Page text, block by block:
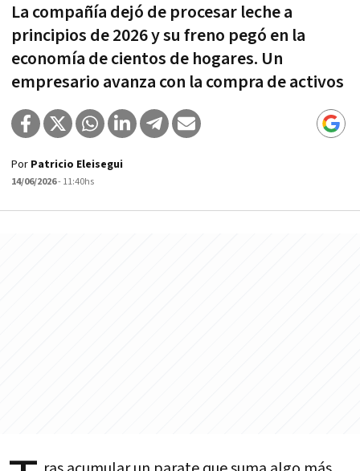
La compañía dejó de procesar leche a
principios de 2026 y su freno pegó en la
economía de cientos de hogares. Un
empresario avanza con la compra de activos
Por Patricio Eleisegui
14/06/2026- 11:40hs